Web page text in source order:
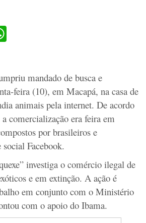
mandado de busca e
feira (10), em Macapá, na casa de
animais pela internet. De acordo
comercialização era feira em
por brasileiros e
social Facebook.
investiga o comércio ilegal de
e em extinção. A ação é
em conjunto com o Ministério
com o apoio do Ibama.